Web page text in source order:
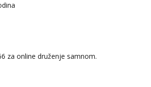
za online druženje samnom.